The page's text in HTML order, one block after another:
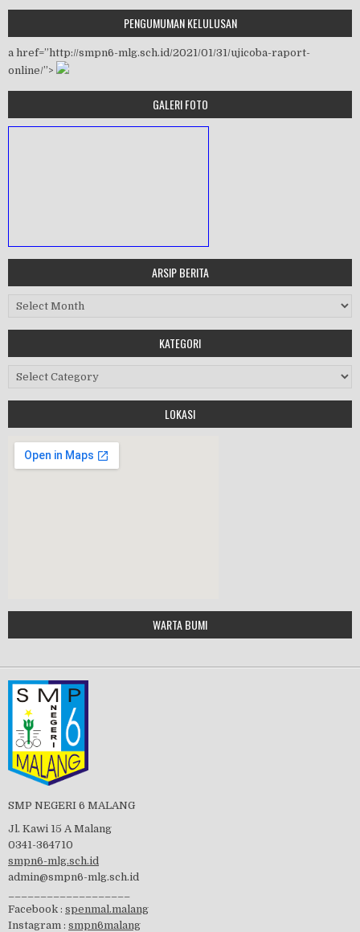
PENGUMUMAN KELULUSAN
a href=”http://smpn6-mlg.sch.id/2021/01/31/ujicoba-raport-
online/”>
GALERI FOTO
Workshop Perangkat 2019
HALAL BIHALAL
Tes Matrikulasi 2019
visitasi PPK 2019
ARSIP BERITA
Arsip Berita
KATEGORI
Kategori
LOKASI
Google Maps Generator by
embedgooglemap.net
WARTA BUMI
SMP NEGERI 6 MALANG
Jl. Kawi 15 A Malang
0341-364710
smpn6-mlg.sch.id
admin@smpn6-mlg.sch.id
Facebook : spenmal.malang
Instagram : smpn6malang